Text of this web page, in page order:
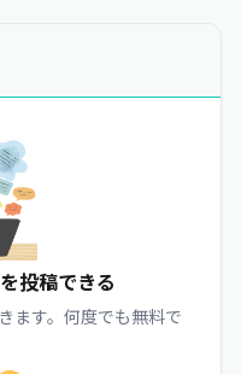
投稿できる
ます。何度でも無料で